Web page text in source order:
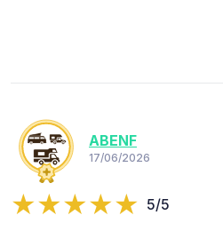
ABENF
17/06/2026
5/5